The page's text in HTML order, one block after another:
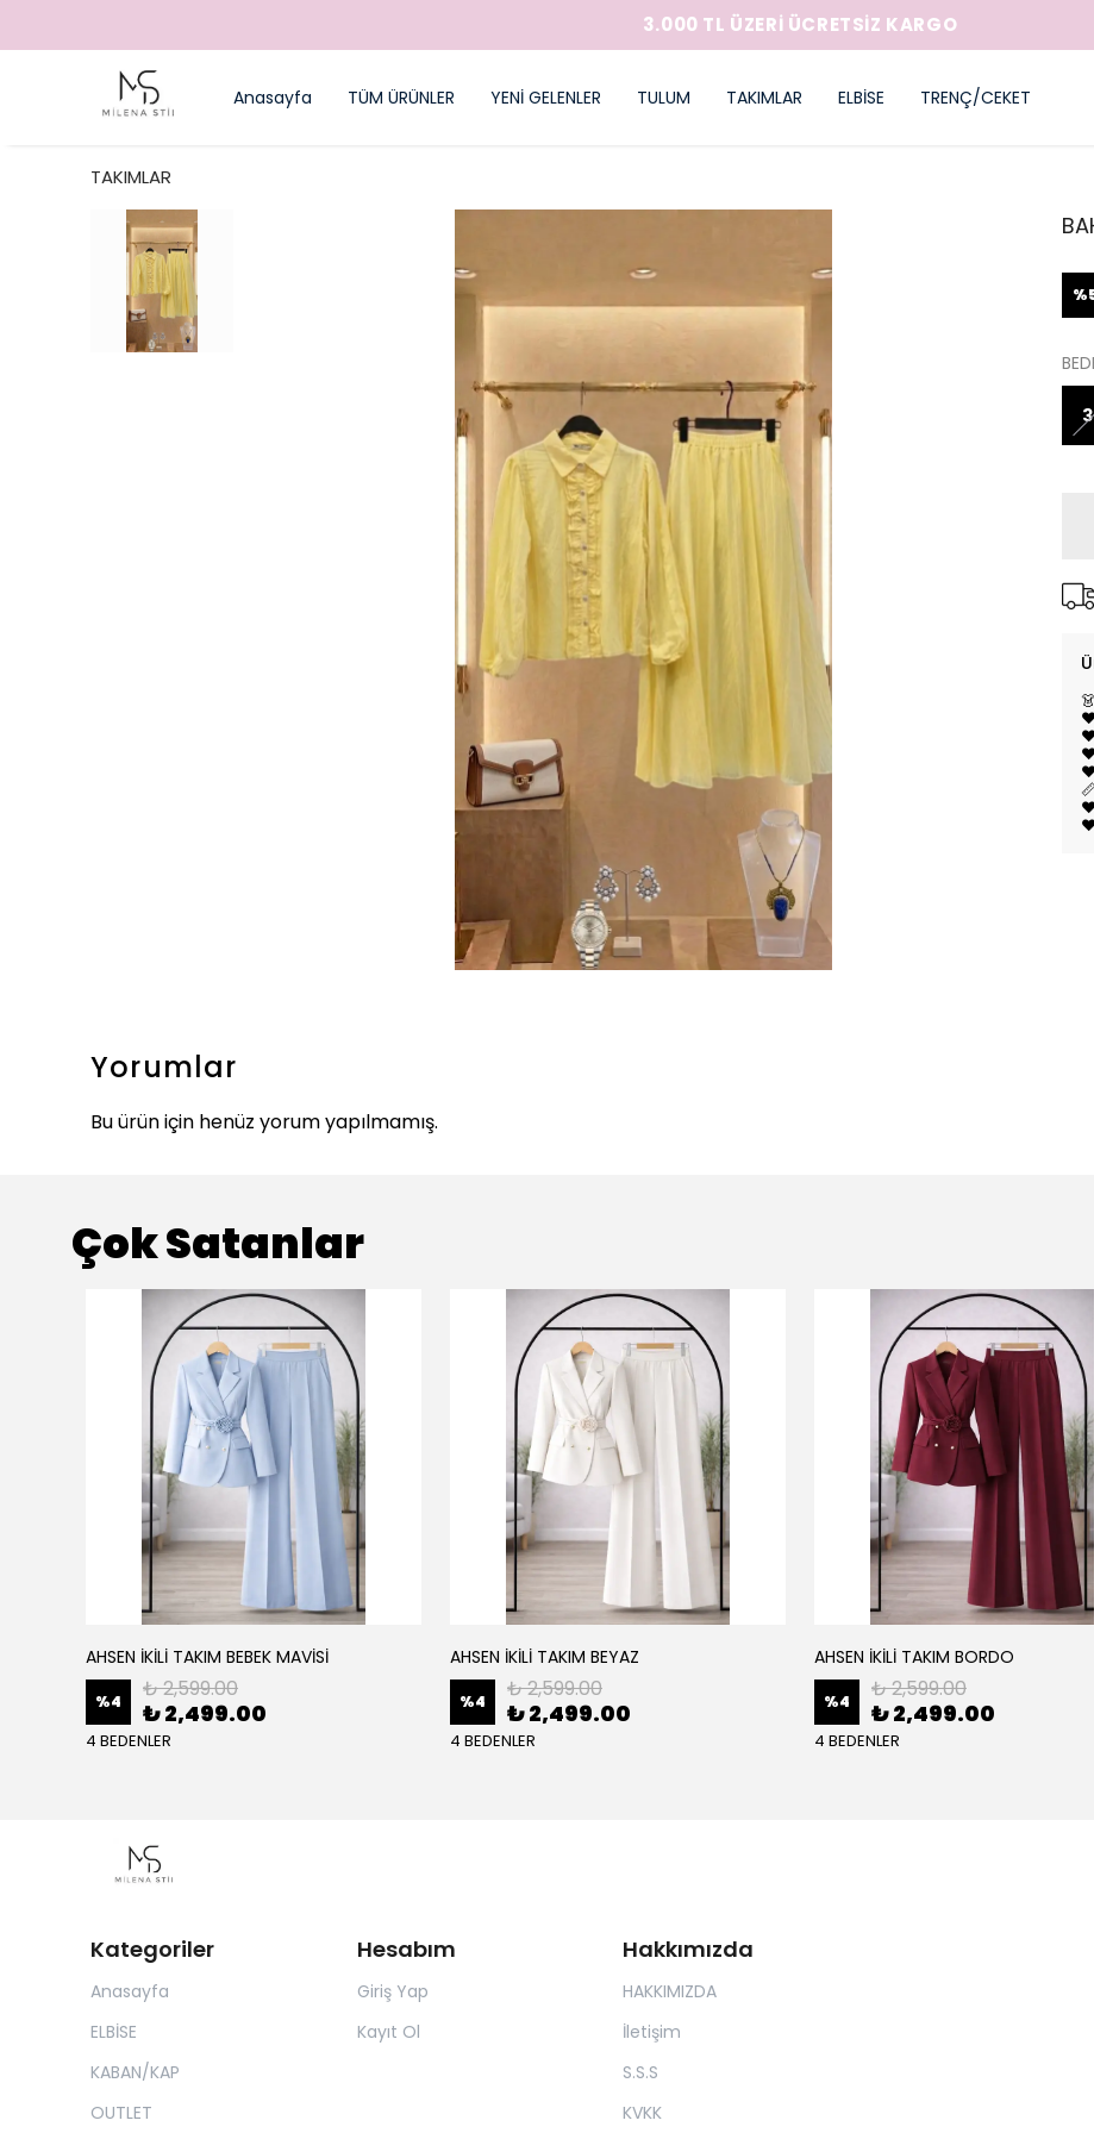
3.000 TL ÜZERİ ÜCRETSİZ KARGO
Anasayfa TÜM ÜRÜNLER YENİ GELENLER TULUM TAKIMLAR ELBİSE TRENÇ/CEKET
TAKIMLAR
%
👗
Yorumlar
Bu ürün için henüz yorum yapılmamış.
Çok Satanlar
AHSEN İKİLİ TAKIM BEBEK MAVİSİ
%4 ₺ 2,599.00
₺ 2,499.00
4 BEDENLER
AHSEN İKİLİ TAKIM BEYAZ
%4 ₺ 2,599.00
₺ 2,499.00
4 BEDENLER
AHSEN İKİLİ TAKIM BORDO
%4 ₺ 2,599.00
₺ 2,499.00
4 BEDENLER
Kategoriler
Anasayfa
ELBİSE
KABAN/KAP
OUTLET
Hesabım
Giriş Yap
Kayıt Ol
Hakkımızda
HAKKIMIZDA
İletişim
S.S.S
KVKK